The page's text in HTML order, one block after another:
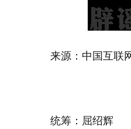
来源：中国互联
统筹：屈绍辉